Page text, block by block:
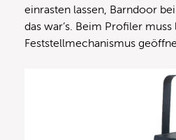
einrasten lassen, Barndoor
das war’s. Beim Profiler
Feststellmechanismus